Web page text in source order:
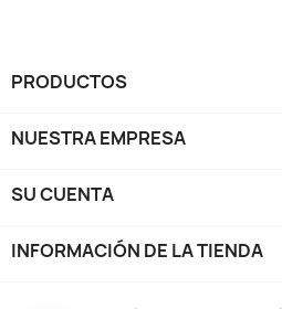
PRODUCTOS
NUESTRA EMPRESA
SU CUENTA
INFORMACIÓN DE LA TIENDA